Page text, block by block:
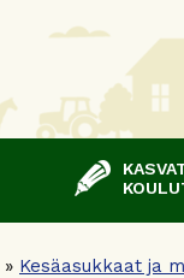
» Kesäasukkaat ja